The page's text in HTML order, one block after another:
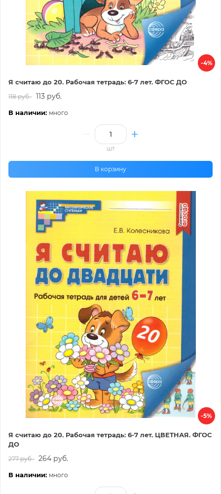
-4%
Я считаю до 20. Рабочая тетрадь: 6-7 лет. ФГОС ДО
118 руб. 113 руб.
В наличии: много
шт
В корзину
-5%
Я считаю до 20. Рабочая тетрадь: 6-7 лет. ЦВЕТНАЯ. ФГОС
ДО
277 руб. 264 руб.
В наличии: много